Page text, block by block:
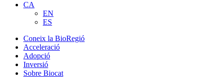
CA
EN
ES
Coneix la BioRegió
Acceleració
Adopció
Inversió
Sobre Biocat